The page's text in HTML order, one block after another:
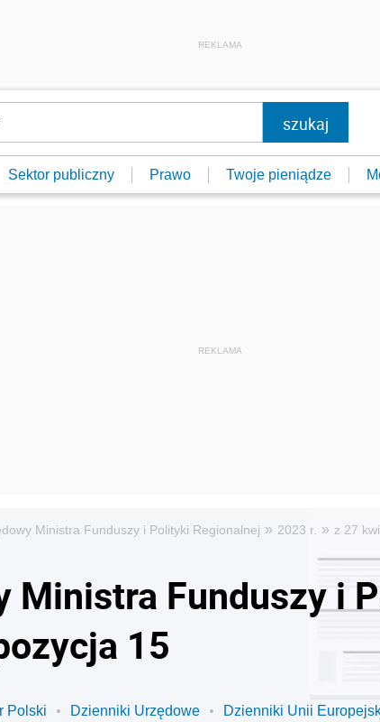
REKLAMA
Sektor publiczny Prawo Twoje pieniądze
Ministra Funduszy i Polityki Regionalnej » 2023 r. » z 27
Ministra Funduszy i
15
Polski Dzienniki Urzędowe Dzienniki Unii